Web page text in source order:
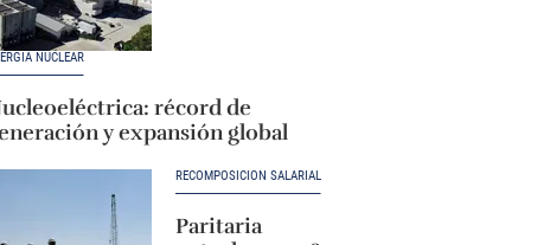
NUCLEAR
récord de
y expansión global
RECOMPOSICIÓN SALARIAL
Paritaria